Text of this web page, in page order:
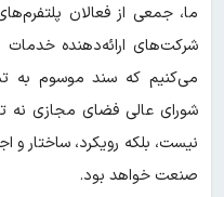
ما، جمعی از فعالان
شرکت‌های ارائه‌دهنده خدمات
می‌کنیم که سند موسوم به
شورای عالی فضای مجازی نه
نیست، بلکه رویکرد، ساختار و
صنعت خواهد بود.